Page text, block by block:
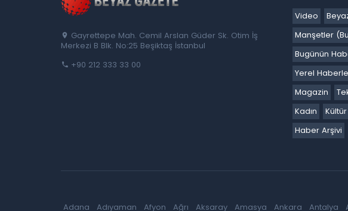
Gayrettepe Mah. Cemil Arslan Güder Sk. Otim İş
Merkezi B Blk. No:25 Beşiktaş İstanbul
+90 212 333 33 00
Video
Manşetler
Bugünün
Yerel
Magazin
Kadın
Haber Arşivi
Adana Adıyaman Afyon Ağrı Aksaray Amasya Ankara Antalya